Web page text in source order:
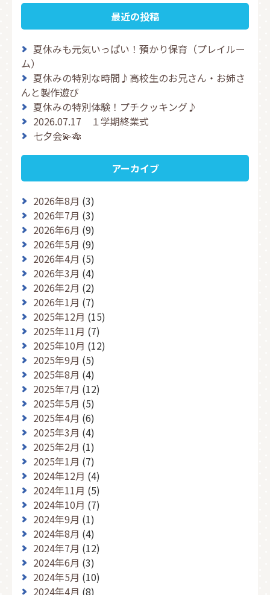
最近の投稿
夏休みも元気いっぱい！預かり保育（プレイルー
ム）
夏休みの特別な時間♪高校生のお兄さん・お姉さ
んと製作遊び
夏休みの特別体験！プチクッキング♪
2026.07.17 １学期終業式
七夕会💫🎋
アーカイブ
2026年8月 (3)
2026年7月 (3)
2026年6月 (9)
2026年5月 (9)
2026年4月 (5)
2026年3月 (4)
2026年2月 (2)
2026年1月 (7)
2025年12月 (15)
2025年11月 (7)
2025年10月 (12)
2025年9月 (5)
2025年8月 (4)
2025年7月 (12)
2025年5月 (5)
2025年4月 (6)
2025年3月 (4)
2025年2月 (1)
2025年1月 (7)
2024年12月 (4)
2024年11月 (5)
2024年10月 (7)
2024年9月 (1)
2024年8月 (4)
2024年7月 (12)
2024年6月 (3)
2024年5月 (10)
2024年4月 (8)